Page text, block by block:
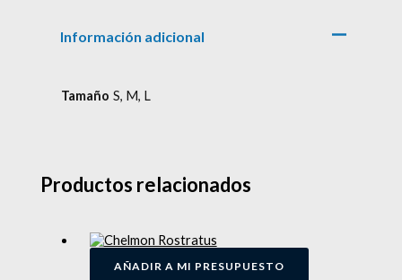
Información adicional
Tamaño S, M, L
Productos relacionados
AÑADIR A MI PRESUPUESTO